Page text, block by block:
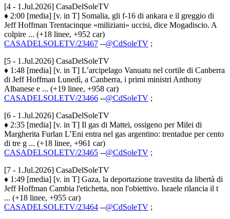
[4 - 1.Jul.2026] CasaDelSoleTV
♦ 2:00 [media] [v. in T] Somalia, gli f-16 di ankara e il greggio di
Jeff Hoffman Trentacinque «miliziani» uccisi, dice Mogadiscio. A
colpire ... (+18 linee, +952 car)
CASADELSOLETV/23467 --@CdSoleTV ;
[5 - 1.Jul.2026] CasaDelSoleTV
♦ 1:48 [media] [v. in T] L’arcipelago Vanuatu nel cortile di Canberra
di Jeff Hoffman Lunedì, a Canberra, i primi ministri Anthony
Albanese e ... (+19 linee, +958 car)
CASADELSOLETV/23466 --@CdSoleTV ;
[6 - 1.Jul.2026] CasaDelSoleTV
♦ 2:35 [media] [v. in T] Il gas di Mattei, ossigeno per Milei di
Margherita Furlan L’Eni entra nel gas argentino: trentadue per cento
di tre g ... (+18 linee, +961 car)
CASADELSOLETV/23465 --@CdSoleTV ;
[7 - 1.Jul.2026] CasaDelSoleTV
♦ 1:49 [media] [v. in T] Gaza, la deportazione travestita da libertà di
Jeff Hoffman Cambia l'etichetta, non l'obiettivo. Israele rilancia il t
... (+18 linee, +955 car)
CASADELSOLETV/23464 --@CdSoleTV ;